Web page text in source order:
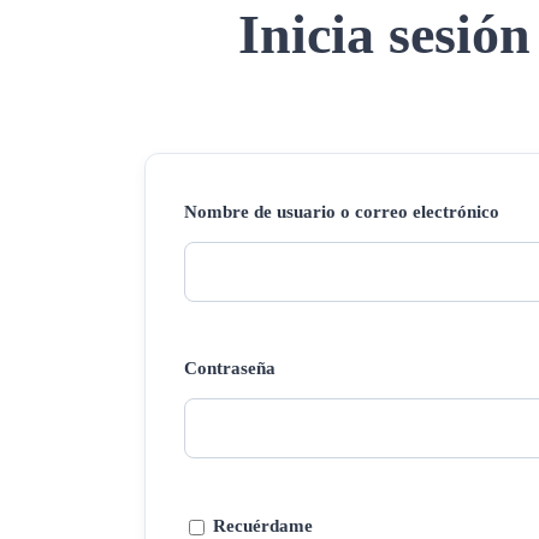
Inicia sesión
Nombre de usuario o correo electrónico
Contraseña
Recuérdame